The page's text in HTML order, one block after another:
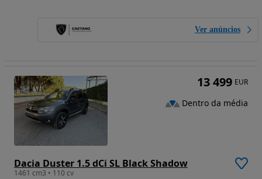
Ver anúncios
Dacia Duster 1.5 dCi SL Black Shadow
1461 cm3 • 110 cv
13 499 EUR
Dentro da média